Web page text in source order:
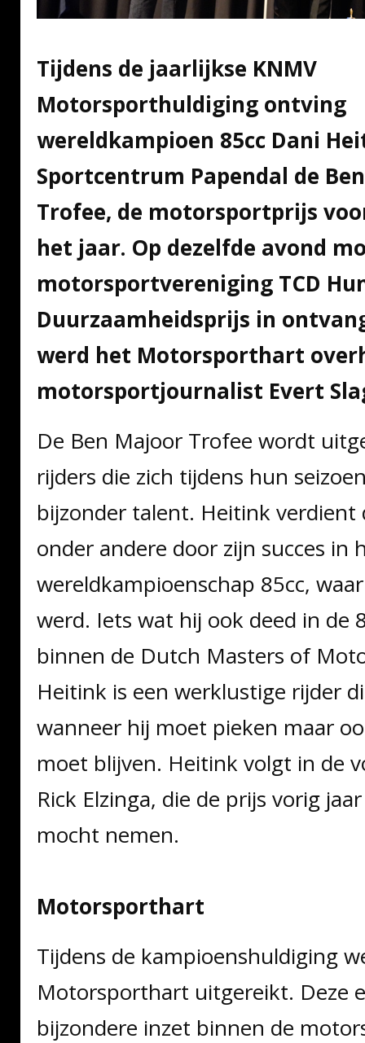
Tijdens de jaarlijkse KNMV
Motorsporthuldiging ontving
wereldkampioen 85cc Dani
Sportcentrum Papendal de
Trofee, de motorsportprijs
het jaar. Op dezelfde avond
motorsportvereniging TCD
Duurzaamheidsprijs in
werd het Motorsporthart
motorsportjournalist Evert
De Ben Majoor Trofee wordt
rijders die zich tijdens hun
bijzonder talent. Heitink verdient
onder andere door zijn succes in
wereldkampioenschap 85cc,
werd. Iets wat hij ook deed in de
binnen de Dutch Masters of
Heitink is een werklustige rijder
wanneer hij moet pieken maar
moet blijven. Heitink volgt in de
Rick Elzinga, die de prijs vorig
mocht nemen.
Motorsporthart
Tijdens de kampioenshuldiging
Motorsporthart uitgereikt. Deze
bijzondere inzet binnen de